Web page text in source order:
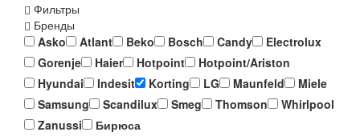
Фильтры
Бренды
Asko
Atlant Beko Bosch Candy
Electrolux
Gorenje
Haier Hotpoint
Hotpoint/Ariston
Hyundai
Indesit Korting LG Maunfeld
Miele
Samsung
Scandilux Smeg Thomson
Whirlpool
Zanussi
Бирюса